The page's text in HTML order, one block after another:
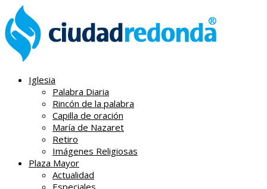
Iglesia
Palabra Diaria
Rincón de la palabra
Capilla de oración
María de Nazaret
Retiro
Imágenes Religiosas
Plaza Mayor
Actualidad
Especiales